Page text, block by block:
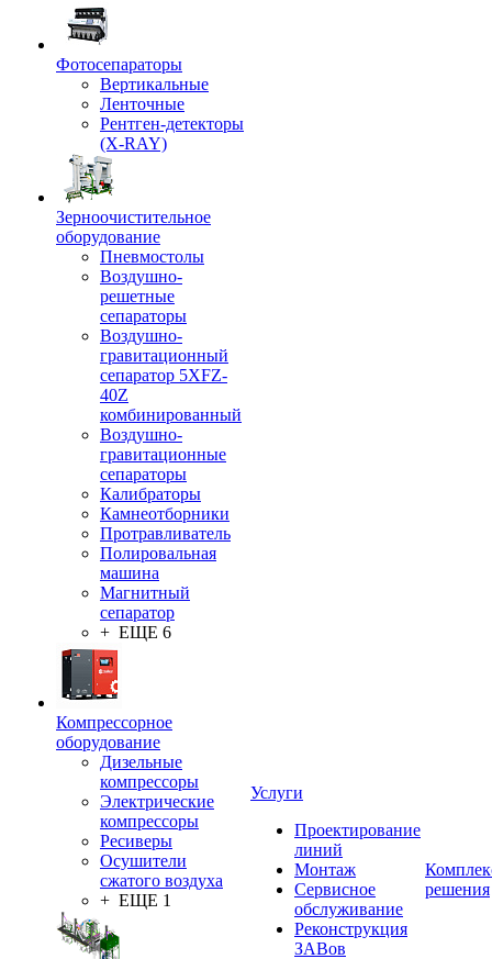
Фотосепараторы
Вертикальные
Ленточные
Рентген-детекторы
(X-RAY)
Зерноочистительное
оборудование
Пневмостолы
Воздушно-
решетные
сепараторы
Воздушно-
гравитационный
сепаратор 5XFZ-
40Z
комбинированный
Воздушно-
гравитационные
сепараторы
Калибраторы
Камнеотборники
Протравливатель
Полировальная
машина
Магнитный
сепаратор
+ ЕЩЕ 6
Компрессорное
оборудование
Дизельные
компрессоры
Электрические
компрессоры
Ресиверы
Осушители
сжатого воздуха
+ ЕЩЕ 1
Услуги
Проектирование
линий
Монтаж
Сервисное
обслуживание
Реконструкция
ЗАВов
решения